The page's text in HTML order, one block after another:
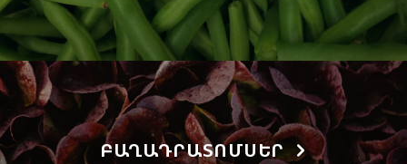
ԲԱՂԱԴՐԱՏՈՄՍԵՐ